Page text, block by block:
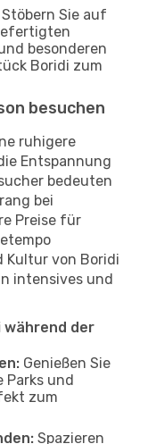
Stöbern Sie auf
besonderen
Boridi zum
besuchen
ruhigere
Entspannung
bedeuten
bei
Preise für
Kultur von Boridi
intensives und
der
Genießen Sie
Parks und
zum
Spazieren